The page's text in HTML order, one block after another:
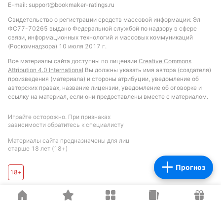
Обновлено:
Автор
Андрей Фоменко
Редактор отдела ставок и прогнозов «РБ»
Автор обзоров БК и статей о букмекерах, автор прогнозов,
специализация: французский футбол
Подписаться
Прогноз
E-mail: support@bookmaker-ratings.ru
Свидетельство о регистрации средств массовой информации: Эл
ФС77-70265 выдано Федеральной службой по надзору в сфере
связи, информационных технологий и массовых коммуникаций
(Роскомнадзора) 10 июля 2017 г.
Все материалы сайта доступны по лицензии Creative Commons
Attribution 4.0 International Вы должны указать имя автора (создателя)
произведения (материала) и стороны атрибуции, уведомление об
авторских правах, название лицензии, уведомление об оговорке и
ссылку на материал, если они предоставлены вместе с материалом.
Играйте осторожно. При признаках
зависимости обратитесь к специалисту
Материалы сайта предназначены для лиц
старше 18 лет (18+)
18+